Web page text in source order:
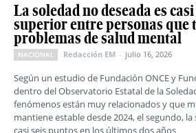
La soledad no deseada es
superior entre personas que
problemas de salud mental
NACIONAL Redacción EM - julio 16, 2026
Según un estudio de Fundación ONCE y
dentro del Observatorio Estatal de la
fenómenos están muy relacionados y que
mantiene estable desde 2024, el segundo,
casi seis puntos en los últimos dos años